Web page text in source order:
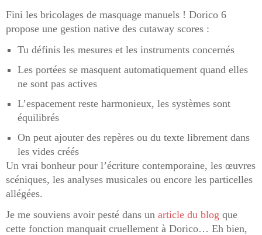
Fini les bricolages de masquage manuels ! Dorico 6
propose une gestion native des cutaway scores :
Tu définis les mesures et les instruments concernés
Les portées se masquent automatiquement quand elles
ne sont pas actives
L’espacement reste harmonieux, les systèmes sont
équilibrés
On peut ajouter des repères ou du texte librement dans
les vides créés
Un vrai bonheur pour l’écriture contemporaine, les œuvres
scéniques, les analyses musicales ou encore les particelles
allégées.
Je me souviens avoir pesté dans un article du blog que
cette fonction manquait cruellement à Dorico… Eh bien,